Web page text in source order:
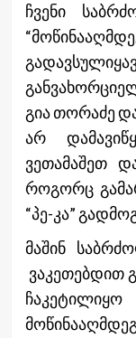
ჩვენი
გია თორაძე
არ
ვეთამაშეთ
როგორც
“პე-კა”
მაშინ